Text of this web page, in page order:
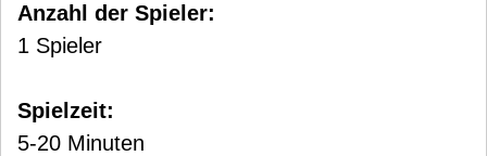
Anzahl der Spieler:
1 Spieler
Spielzeit:
5-20 Minuten